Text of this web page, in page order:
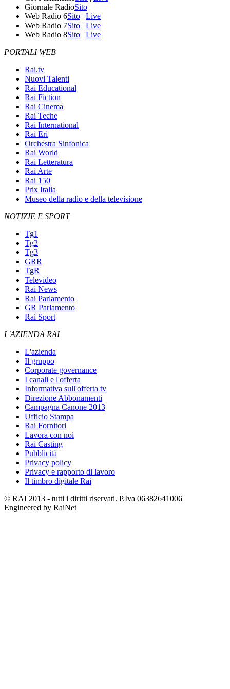
Giornale RadioSito
Web Radio 6Sito | Live
Web Radio 7Sito | Live
Web Radio 8Sito | Live
PORTALI WEB
Rai.tv
Nuovi Talenti
Rai Educational
Rai Fiction
Rai Cinema
Rai Teche
Rai International
Rai Eri
Orchestra Sinfonica
Rai World
Rai Letteratura
Rai Arte
Rai 150
Prix Italia
Museo della radio e della televisione
NOTIZIE E SPORT
Tg1
Tg2
Tg3
GRR
TgR
Televideo
Rai News
Rai Parlamento
GR Parlamento
Rai Sport
L'AZIENDA RAI
L'azienda
Il gruppo
Corporate governance
I canali e l'offerta
Informativa sull'offerta tv
Direzione Abbonamenti
Campagna Canone 2013
Ufficio Stampa
Rai Fornitori
Lavora con noi
Rai Casting
Pubblicità
Privacy policy
Privacy e rapporto di lavoro
Il timbro digitale Rai
© RAI 2013 - tutti i diritti riservati. P.Iva 06382641006
Engineered by RaiNet